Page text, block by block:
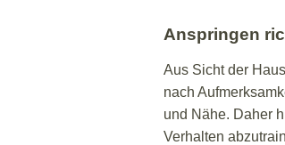
Anspringen
Aus Sicht der
nach
und Nähe. Daher
Verhalten